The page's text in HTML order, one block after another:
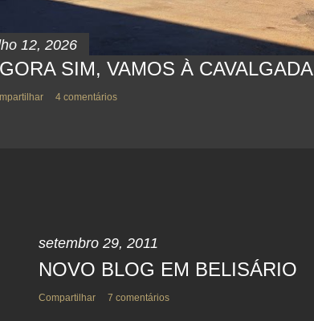
12, 2026
SIM, VAMOS À CAVALGADA
4 comentários
setembro 29, 2011
NOVO BLOG EM BELISÁRIO
Compartilhar 7 comentários